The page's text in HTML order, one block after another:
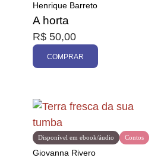
Henrique Barreto
A horta
R$ 50,00
COMPRAR
Contos
Disponível em ebook/áudio
Giovanna Rivero